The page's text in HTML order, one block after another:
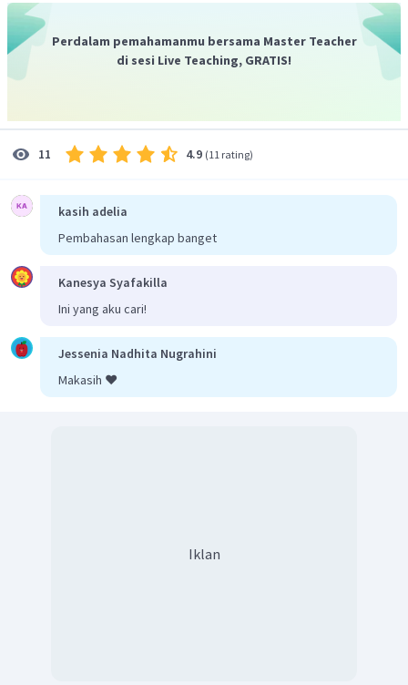
Perdalam pemahamanmu bersama Master Teacher
di sesi Live Teaching, GRATIS!
11 4.9 (11 rating)
kasih adelia
Pembahasan lengkap banget
Kanesya Syafakilla
Ini yang aku cari!
Jessenia Nadhita Nugrahini
Makasih ❤️
Iklan